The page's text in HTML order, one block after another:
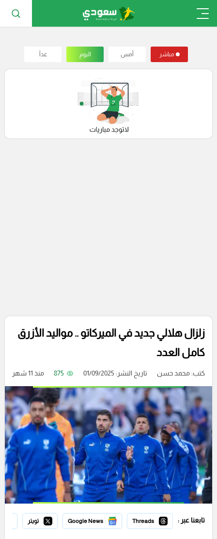
مباشر أمس اليوم غداً
زلزال هلالي جديد في الميركاتو .. مواليد الأزرق
كامل العدد
كتب:محمد حسن تاريخ النشر: 01/09/2025 875 منذ 11 شهر
تابعنا عبر : Threads
Google News تويتر